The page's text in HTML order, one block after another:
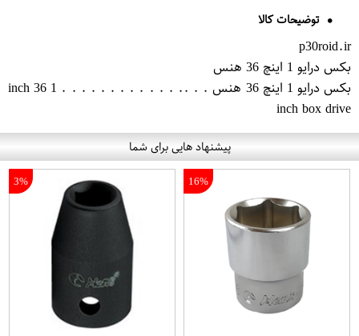
توضیحات کالا
p30roid.ir
بکس درایو 1 اینچ 36 هنس
بکس درایو 1 اینچ 36 هنس . . .. . . . . . . . . . . . . 1 inch 36
inch box drive
پیشنهاد هایی برای شما
16%
3%